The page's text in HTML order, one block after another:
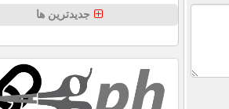
جدیدترین ها